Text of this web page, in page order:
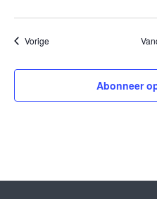
VorigeEvenementen
Abonneer